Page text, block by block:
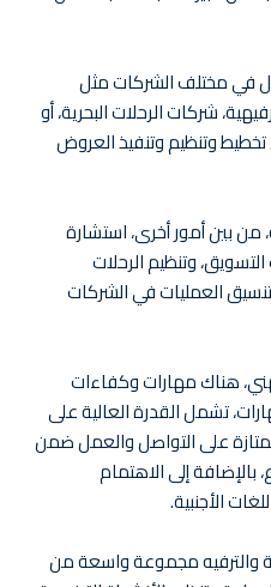
في مختلف الشركات مثل
شركات الرحلات البحرية، أو
وتنظيم وتنفيذ العروض
من بين أمور أخرى، استشارة
التسويق، وتنظيم الرحلات
العمليات في الشركات
هناك مهارات وكفاءات
تشمل القدرة العالية على
على التواصل والعمل ضمن
بالإضافة إلى الاهتمام
الأجنبية.
والترفيه مجموعة واسعة من